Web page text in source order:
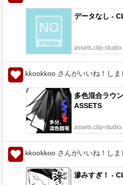
データなし -
assets.clip-
kkookkoo さんがいいね！しま
多色混合ラウ
ASSETS
assets.clip-
kkookkoo さんがいいね！しま
滲みすぎ！ -